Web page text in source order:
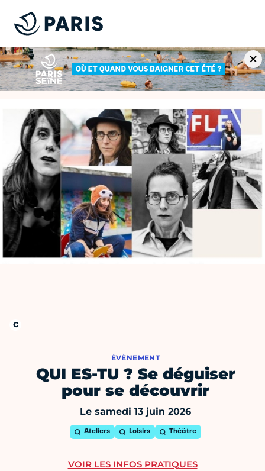
ÉVÈNEMENT
QUI ES-TU ? Se déguiser
pour se découvrir
Le samedi 13 juin 2026
Ateliers Loisirs Théâtre
VOIR LES INFOS PRATIQUES